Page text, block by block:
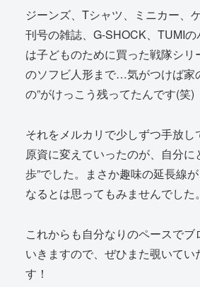
ジーンズ、Tシャツ、ミニカー、
刊号の雑誌、G-SHOCK、TUMI
は子どものために買った戦隊シリ
のソフビ人形まで…気がつけば家
の”がけっこう残ってたんです(笑)
それをメルカリで少しずつ手放
原資に変えていったのが、自分に
歩”でした。まさか趣味の延長線
なるとは思ってもみませんでした。
これからも自分なりのペースで
いきますので、ぜひまた覗いて
す！